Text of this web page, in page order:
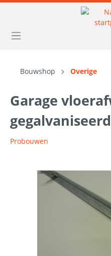
Bouwshop Overige
Garage
Probouwen